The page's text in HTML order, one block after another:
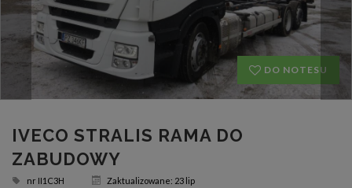
DO NOTESU
IVECO STRALIS RAMA DO
ZABUDOWY
nr II1C3H Zaktualizowane: 23 lip